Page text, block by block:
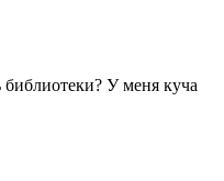
библиотеки? У меня куча